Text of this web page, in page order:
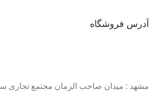
آدرس فروشگاه
مشهد : میدان صاحب الزمان مجتمع تجاری